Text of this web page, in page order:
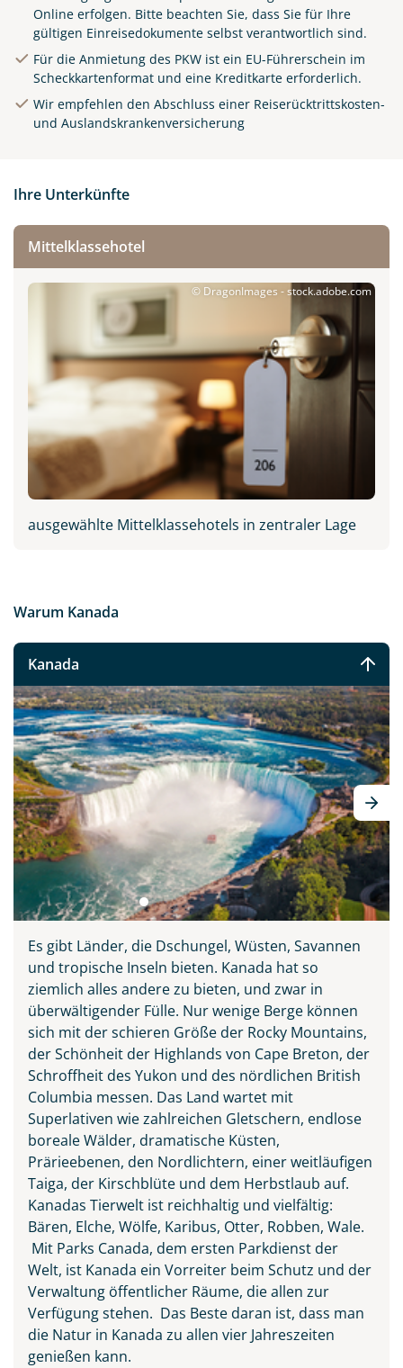
Online erfolgen. Bitte beachten Sie, dass Sie für Ihre
gültigen Einreisedokumente selbst verantwortlich sind.
Für die Anmietung des PKW ist ein EU-Führerschein im
Scheckkartenformat und eine Kreditkarte erforderlich.
Wir empfehlen den Abschluss einer Reiserücktrittskosten-
und Auslandskrankenversicherung
Ihre Unterkünfte
Mittelklassehotel
© DragonImages - stock.adobe.com
ausgewählte Mittelklassehotels in zentraler Lage
Warum Kanada
Kanada
Es gibt Länder, die Dschungel, Wüsten, Savannen
und tropische Inseln bieten. Kanada hat so
ziemlich alles andere zu bieten, und zwar in
überwältigender Fülle. Nur wenige Berge können
sich mit der schieren Größe der Rocky Mountains,
der Schönheit der Highlands von Cape Breton, der
Schroffheit des Yukon und des nördlichen British
Columbia messen. Das Land wartet mit
Superlativen wie zahlreichen Gletschern, endlose
boreale Wälder, dramatische Küsten,
Prärieebenen, den Nordlichtern, einer weitläufigen
Taiga, der Kirschblüte und dem Herbstlaub auf.
Kanadas Tierwelt ist reichhaltig und vielfältig:
Bären, Elche, Wölfe, Karibus, Otter, Robben, Wale.
Mit Parks Canada, dem ersten Parkdienst der
Welt, ist Kanada ein Vorreiter beim Schutz und der
Verwaltung öffentlicher Räume, die allen zur
Verfügung stehen. Das Beste daran ist, dass man
die Natur in Kanada zu allen vier Jahreszeiten
genießen kann.